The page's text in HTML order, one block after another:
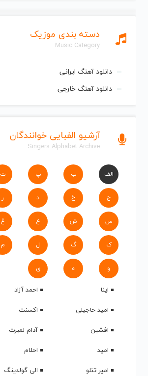
دسته بندی موزیک
Music Category
دانلود آهنگ ایرانی
دانلود آهنگ خارجی
آرشیو الفبایی خوانندگان
Singers Alphabet Archive
الف ب پ ت
ح خ د ر
س ش ع غ
ک گ ل م
و ه ی
اینا
احمد آزاد
امید حاجیلی
اکسنت
افشین
آدام لمبرت
امید
احلام
امیر تتلو
الی گولدینگ